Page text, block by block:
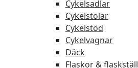
Cykelsadlar
Cykelstolar
Cykelstöd
Cykelvagnar
Däck
Flaskor & flaskställ